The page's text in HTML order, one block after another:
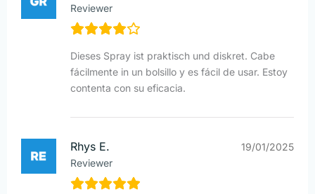
Reviewer
Dieses Spray ist praktisch und diskret. Cabe
fácilmente in un bolsillo y es fácil de usar. Estoy
contenta con su eficacia.
Rhys E.
Reviewer
19/01/2025